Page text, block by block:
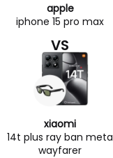
apple
iphone 15 pro max
VS
xiaomi
14t plus ray ban meta
wayfarer